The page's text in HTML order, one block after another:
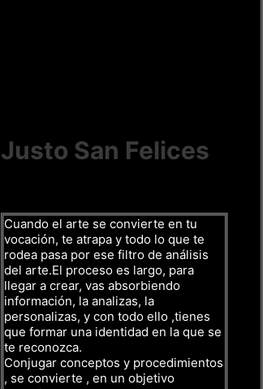
Justo San Felices
Cuando el arte se convierte en tu
vocación, te atrapa y todo lo que te
rodea pasa por ese filtro de análisis
del arte.El proceso es largo, para
llegar a crear, vas absorbiendo
información, la analizas, la
personalizas, y con todo ello ,tienes
que formar una identidad en la que se
te reconozca.
Conjugar conceptos y procedimientos
, se convierte , en un objetivo